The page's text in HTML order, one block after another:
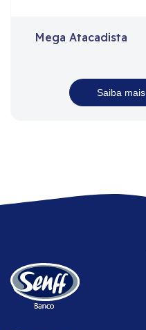
Mega Atacadista
Saiba mais